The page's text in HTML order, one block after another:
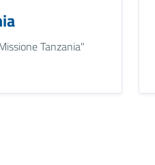
Tanzania"